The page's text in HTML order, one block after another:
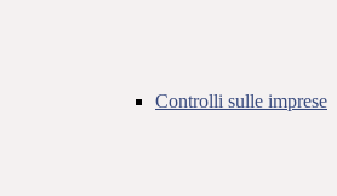
Controlli sulle imprese